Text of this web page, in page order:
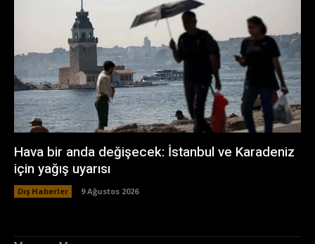
Hava bir anda değişecek: İstanbul ve Karadeniz
için yağış uyarısı
Dış Haberler 9 Ağustos 2026